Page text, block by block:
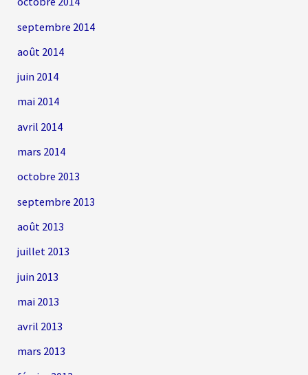
septembre 2014
août 2014
juin 2014
mai 2014
avril 2014
mars 2014
octobre 2013
septembre 2013
août 2013
juillet 2013
juin 2013
mai 2013
avril 2013
mars 2013